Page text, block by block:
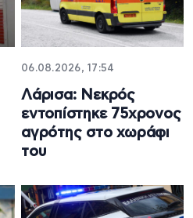
06.08.2026, 17:54
Λάρισα: Νεκρός
εντοπίστηκε 75χρονος
αγρότης στο χωράφι
του